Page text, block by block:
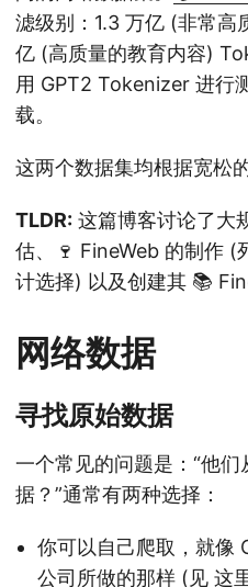
滤级别：1.3 万亿 (非常
亿 (高质量的教育内容)
用 GPT2 Tokenizer 进行
载。
这两个数据集均根据宽松
TLDR: 这篇博客讨论了大
估、🍷 FineWeb 的制作 (
计选择) 以及创建其 📚
网络数据
寻找原始数据
一个常见的问题是：“他
据？”通常有两种选择：
你可以自己爬取，就
公司所做的那样 (见 这